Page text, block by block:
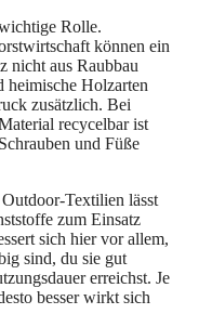
Rolle.
können ein
nicht aus Raubbau
heimische Holzarten
zusätzlich. Bei
recycelbar ist
und Füße
Textilien lässt
zum Einsatz
sich hier vor allem,
sind, du sie gut
erreichst. Je
besser wirkt sich